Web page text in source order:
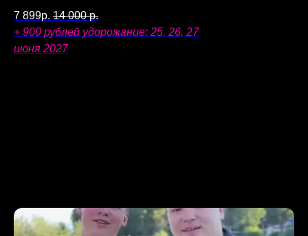
7 899р. 14 000 р.
+ 900 рублей удорожание: 25, 26, 27
июня 2027